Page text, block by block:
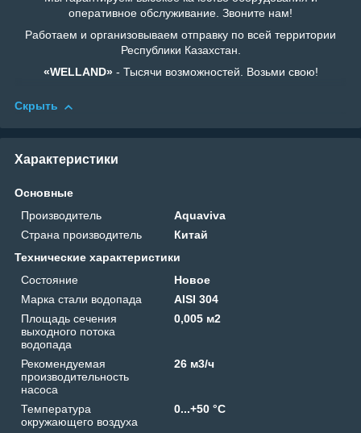
оперативное обслуживание. Звоните нам!
Работаем и организовываем отправку по всей территории
Республики Казахстан.
«WELLAND»- Тысячи возможностей. Возьми свою!
Скрыть
Характеристики
Основные
Производитель
Aquaviva
Страна производитель
Китай
Технические характеристики
Состояние
Новое
Марка стали водопада
AISI 304
Площадь сечения
выходного потока
водопада
0,005 м2
Рекомендуемая
производительность
насоса
26 м3/ч
Температура
окружающего воздуха
0...+50 °C